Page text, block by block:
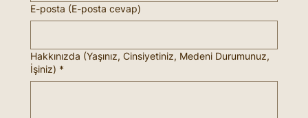
E-posta (E-posta cevap)
Hakkınızda (Yaşınız, Cinsiyetiniz, Medeni Durumunuz,
İşiniz) *